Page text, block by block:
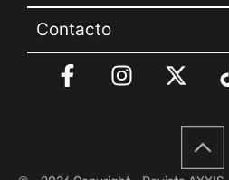
Contacto